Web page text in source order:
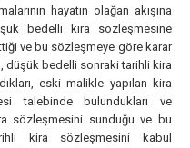
hayatın olağan akışına
bedelli kira sözleşmesine
ve bu sözleşmeye göre karar
düşük bedelli sonraki tarihli kira
eski malikle yapılan kira
talebinde bulundukları ve
sözleşmesini sunduğu ve bu
kira sözleşmesini kabul